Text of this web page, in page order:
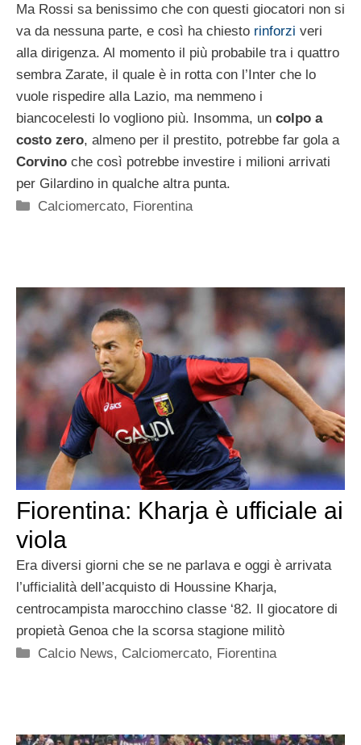
Ma Rossi sa benissimo che con questi giocatori non si
va da nessuna parte, e così ha chiesto rinforzi veri
alla dirigenza. Al momento il più probabile tra i quattro
sembra Zarate, il quale è in rotta con l’Inter che lo
vuole rispedire alla Lazio, ma nemmeno i
biancocelesti lo vogliono più. Insomma, un colpo a
costo zero, almeno per il prestito, potrebbe far gola a
Corvino che così potrebbe investire i milioni arrivati
per Gilardino in qualche altra punta.
Categorie
Calciomercato, Fiorentina
Fiorentina: Kharja è ufficiale ai
viola
Era diversi giorni che se ne parlava e oggi è arrivata
l’ufficialità dell’acquisto di Houssine Kharja,
centrocampista marocchino classe ‘82. Il giocatore di
propietà Genoa che la scorsa stagione militò
Categorie
Calcio News, Calciomercato, Fiorentina